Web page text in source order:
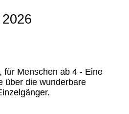
für Menschen ab 4 - Eine
über die wunderbare